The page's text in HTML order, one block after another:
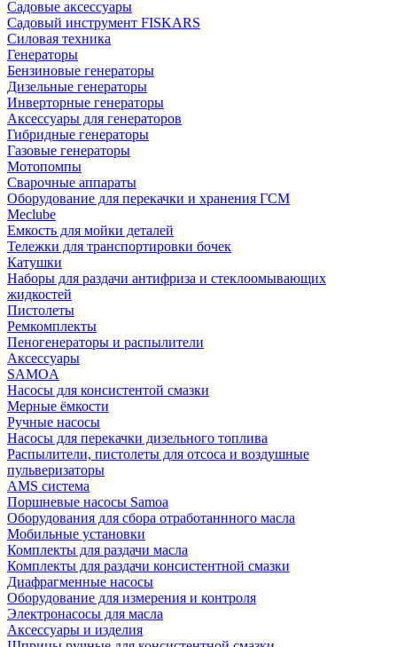
Садовые аксессуары
Садовый инструмент FISKARS
Силовая техника
Генераторы
Бензиновые генераторы
Дизельные генераторы
Инверторные генераторы
Аксессуары для генераторов
Гибридные генераторы
Газовые генераторы
Мотопомпы
Сварочные аппараты
Оборудование для перекачки и хранения ГСМ
Meclube
Емкость для мойки деталей
Тележки для транспортировки бочек
Катушки
Наборы для раздачи антифриза и стеклоомывающих
жидкостей
Пистолеты
Ремкомплекты
Пеногенераторы и распылители
Аксессуары
SAMOA
Насосы для консистентой смазки
Мерные ёмкости
Ручные насосы
Насосы для перекачки дизельного топлива
Распылители, пистолеты для отсоса и воздушные
пульверизаторы
AMS система
Поршневые насосы Samoa
Оборудования для сбора отработаннного масла
Мобильные установки
Комплекты для раздачи масла
Комплекты для раздачи консистентной смазки
Диафрагменные насосы
Оборудование для измерения и контроля
Электронасосы для масла
Аксессуары и изделия